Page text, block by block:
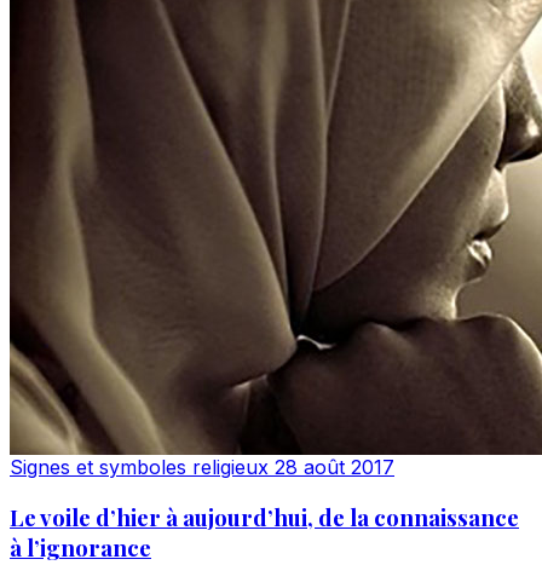
Signes et symboles religieux 28 août 2017
Le voile d’hier à aujourd’hui, de la connaissance
à l’ignorance